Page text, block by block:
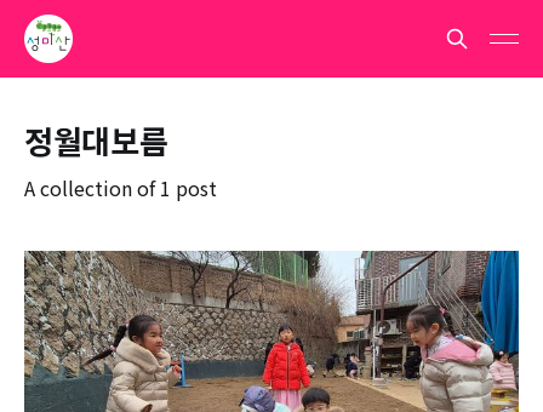
정월대보름
A collection of 1 post